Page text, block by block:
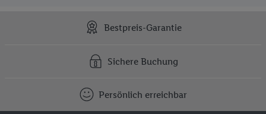
Bestpreis-Garantie
Sichere Buchung
Persönlich erreichbar